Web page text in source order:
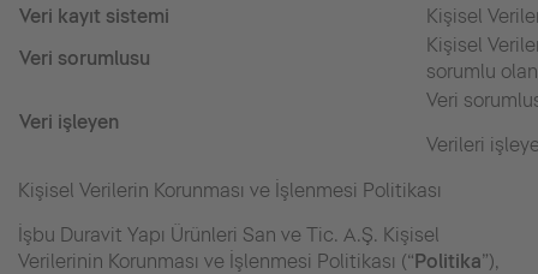
Veri kayıt sistemi
Kişisel
Veri sorumlusu
Kişisel
sorumlu
Veri işleyen
Veri
Verileri
Kişisel Verilerin Korunması ve İşlenmesi Politikası
İşbu Duravit Yapı Ürünleri San ve Tic. A.Ş. Kişisel
Verilerinin Korunması ve İşlenmesi Politikası (“Politika”),